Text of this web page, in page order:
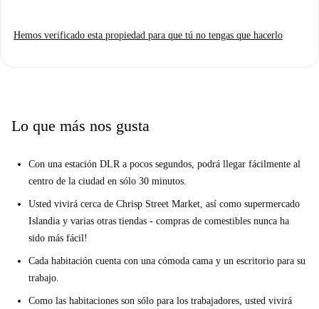
Hemos verificado esta propiedad para que tú no tengas que hacerlo
Lo que más nos gusta
Con una estación DLR a pocos segundos, podrá llegar fácilmente al
centro de la ciudad en sólo 30 minutos.
Usted vivirá cerca de Chrisp Street Market, así como supermercado
Islandia y varias otras tiendas - compras de comestibles nunca ha
sido más fácil!
Cada habitación cuenta con una cómoda cama y un escritorio para su
trabajo.
Como las habitaciones son sólo para los trabajadores, usted vivirá